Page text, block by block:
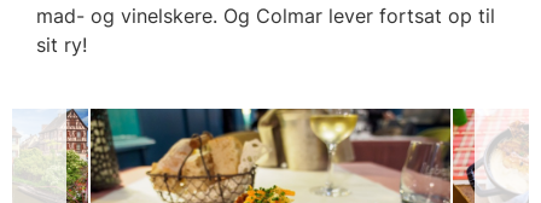
mad- og vinelskere. Og Colmar lever fortsat op til
sit ry!